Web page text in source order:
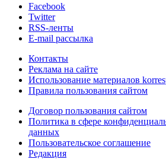
Facebook
Twitter
RSS-ленты
E-mail рассылка
Контакты
Реклама на сайте
Использование материалов
Правила пользования сайтом
Договор пользования сайтом
Политика в сфере
данных
Пользовательское соглашение
Редакция